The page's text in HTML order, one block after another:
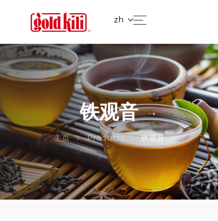
zh
铁观音
主页 Products 铁观音